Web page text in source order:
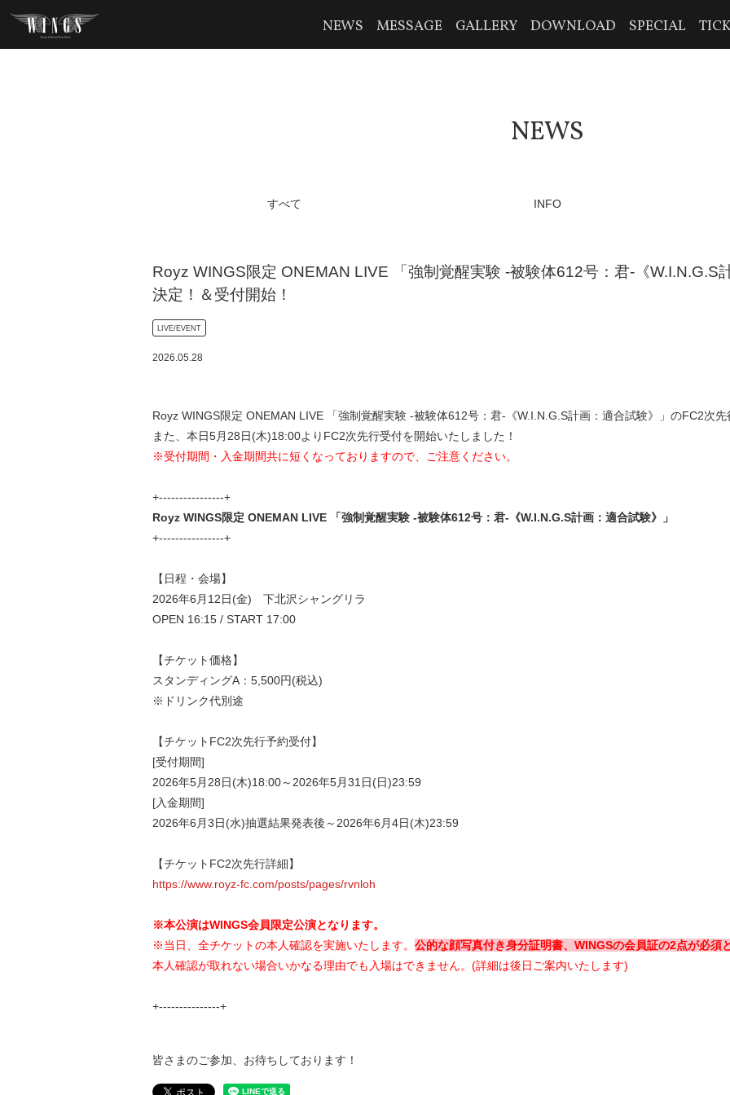
NEWS MESSAGE GALLERY DOWNLOAD SPECIAL
NEWS
すべて INFO
Royz WINGS限定 ONEMAN LIVE 「強制覚醒実験 -被験体612号：君-《W.I.N.G.S
決定！＆受付開始！
2026.05.28
LIVE/EVENT
Royz WINGS限定 ONEMAN LIVE 「強制覚醒実験 -被験体612号：君-《W.I.N.G.S計画：適合試験》」のFC2次先
また、本日5月28日(木)18:00よりFC2次先行受付を開始いたしました！
※受付期間・入金期間共に短くなっておりますので、ご注意ください。
+----------------+
Royz WINGS限定 ONEMAN LIVE 「強制覚醒実験 -被験体612号：君-《W.I.N.G.S計画：適合試験》」
+----------------+
【日程・会場】
2026年6月12日(金) 下北沢シャングリラ
OPEN 16:15 / START 17:00
【チケット価格】
スタンディングA：5,500円(税込)
※ドリンク代別途
【チケットFC2次先行予約受付】
[受付期間]
2026年5月28日(木)18:00～2026年5月31日(日)23:59
[入金期間]
2026年6月3日(水)抽選結果発表後～2026年6月4日(木)23:59
【チケットFC2次先行詳細】
https://www.royz-fc.com/posts/pages/rvnloh
※本公演はWINGS会員限定公演となります。
※当日、全チケットの本人確認を実施いたします。 公的な顔写真付き身分証明書、WINGSの会員証の2点が必須
本人確認が取れない場合いかなる理由でも入場はできません。(詳細は後日ご案内いたします)
+---------------+
皆さまのご参加、お待ちしております！